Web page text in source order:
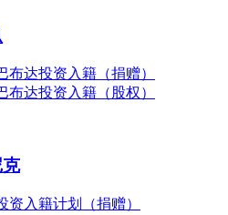
布达投资入籍（捐赠）
布达投资入籍（股权）
资入籍计划（捐赠）